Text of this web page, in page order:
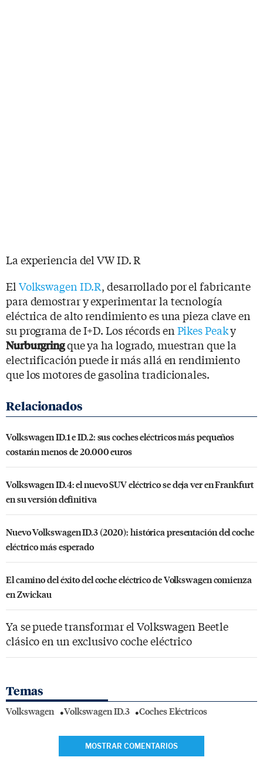
La experiencia del VW ID. R
El Volkswagen ID.R, desarrollado por el fabricante
para demostrar y experimentar la tecnología
eléctrica de alto rendimiento es una pieza clave en
su programa de I+D. Los récords enPikes Peaky
Nurburgringque ya ha logrado, muestran que la
electrificación puede ir más allá en rendimiento
que los motores de gasolina tradicionales.
Volkswagen ID.1 e ID.2: sus coches eléctricos más pequeños
costarán menos de 20.000 euros
Volkswagen ID.4: el nuevo SUV eléctrico se deja ver en Frankfurt
en su versión definitiva
Nuevo Volkswagen ID.3 (2020): histórica presentación del coche
eléctrico más esperado
El camino del éxito del coche eléctrico de Volkswagen comienza
en Zwickau
Ya se puede transformar el Volkswagen Beetle
clásico en un exclusivo coche eléctrico
Temas
Volkswagen Volkswagen ID.3 Coches Eléctricos
MOSTRAR COMENTARIOS